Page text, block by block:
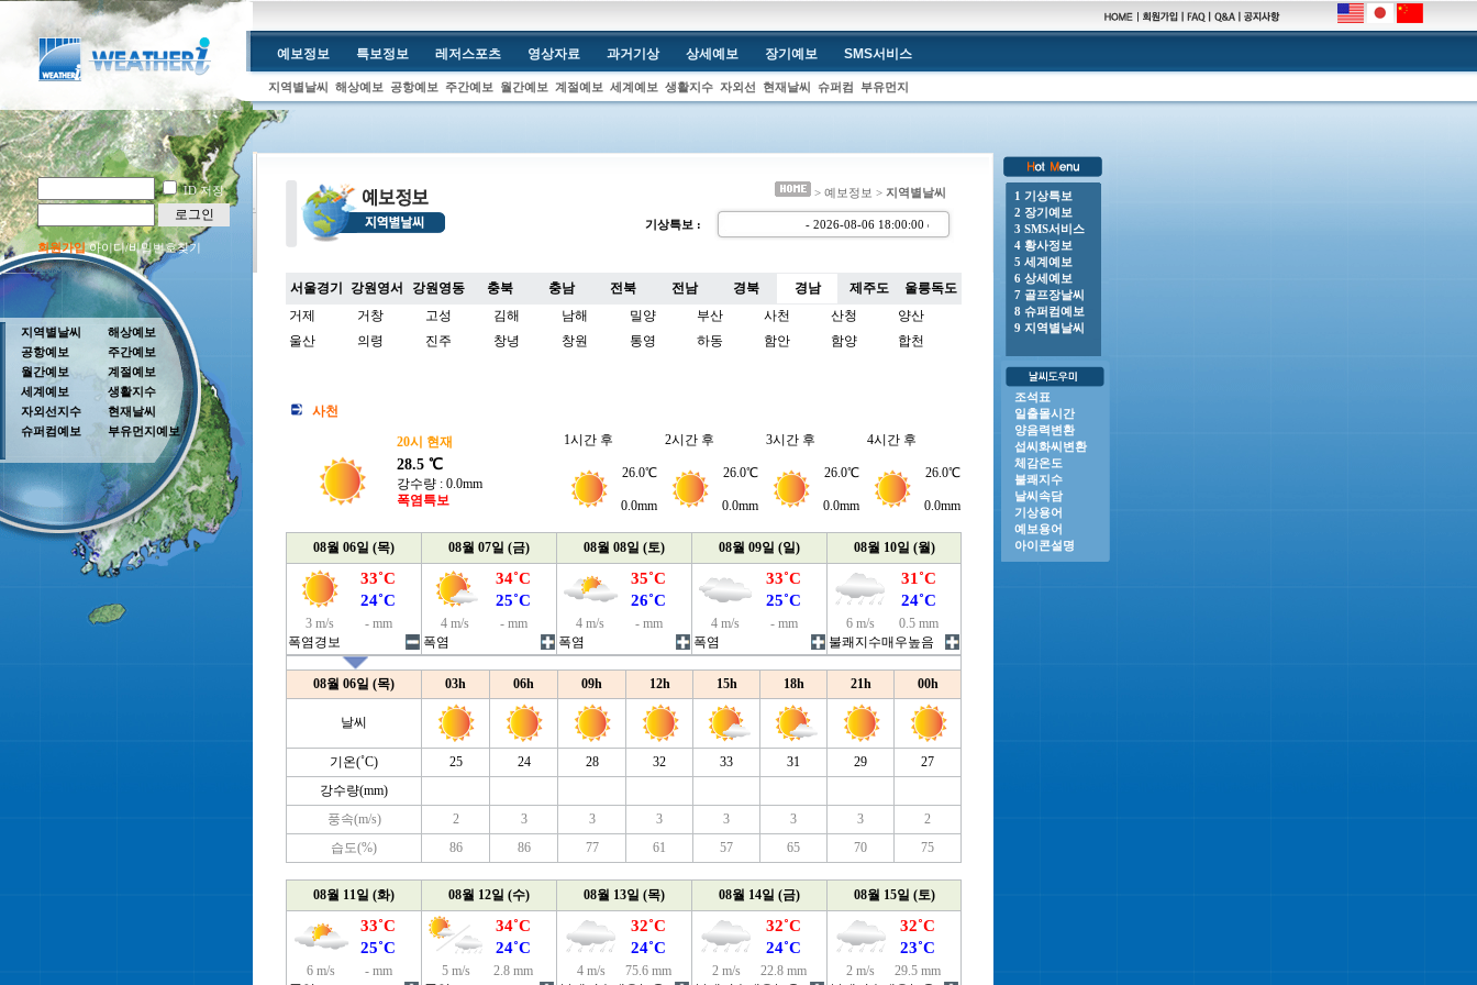
ID 저장
로그인
회원가입아이디/비밀번호찾기
예보정보 특보정보 레저스포츠 영상자료 과거기상 상세예보 장기예보 SMS서비스
지역별날씨 해상예보 공항예보 주간예보 월간예보 계절예보 세계예보 생활지수 자외선 현재날씨 슈퍼컴 부유먼지
> 예보정보 > 지역별날씨
기상특보 : - 2026-08-06 18:00:00 o 풍랑주의보 : 남해동부바깥먼바다, 제주도남쪽바깥먼바다, 제주도남동쪽안쪽먼바다, 제주도남서
지역별날씨
공항예보
월간예보
세계예보
자외선지수
슈퍼컴예보
해상예보
주간예보
계절예보
생활지수
현재날씨
부유먼지예보
서울경기 강원영서 강원영동 충북 충남 전북 전남 경북 경남 제주도
울릉독도
거제
거창 고성 김해 남해 밀양 부산 사천 산청
양산
울산
의령 진주 창녕 창원 통영 하동 함안 함양 합천
사천
20시 현재
28.5 ℃
강수량 : 0.0mm
폭염특보
1시간 후
26.0℃
0.0mm
2시간 후
26.0℃
0.0mm
3시간 후
26.0℃
0.0mm
4시간 후
26.0℃
0.0mm
08월 06일 (목) 08월 07일 (금) 08월 08일 (토) 08월 09일 (일) 08월 10일 (월)
33˚C
24˚C
3 m/s
- mm
폭염경보
34˚C
25˚C
4 m/s
- mm
폭염
35˚C
26˚C
4 m/s
- mm
폭염
33˚C
25˚C
4 m/s
- mm
폭염
31˚C
24˚C
6 m/s
0.5 mm
불쾌지수매우높음
08월 06일 (목) 03h 06h 09h 12h 15h 18h 21h 00h
날씨
기온(˚C) 25 24 28 32 33 31 29
27
강수량(mm)
풍속(m/s)
2 3 3 3 3 3 3
2
습도(%)
86 86 77 61 57 65 70 75
08월 11일 (화) 08월 12일 (수) 08월 13일 (목) 08월 14일 (금) 08월 15일 (토)
33˚C
25˚C
6 m/s
- mm
34˚C
24˚C
5 m/s
2.8 mm
32˚C
24˚C
4 m/s
75.6 mm
32˚C
24˚C
2 m/s
22.8 mm
32˚C
23˚C
2 m/s
29.5 mm
1 기상특보
2 장기예보
3 SMS서비스
4 황사정보
5 세계예보
6 상세예보
7 골프장날씨
8 슈퍼컴예보
9 지역별날씨
조석표
일출몰시간
양음력변환
섭씨화씨변환
체감온도
불쾌지수
날씨속담
기상용어
예보용어
아이콘설명